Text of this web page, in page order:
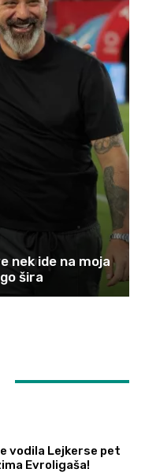
nek ide na moja
šira
vodila Lejkerse pet
Evroligaša!